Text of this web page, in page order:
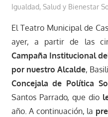
Igualdad, Salud y Bienestar
El Teatro Municipal de
ayer, a partir de las
Campaña Institucional
por nuestro Alcalde,
Concejala de Política
Santos Parrado, que dio
año. A continuación, la